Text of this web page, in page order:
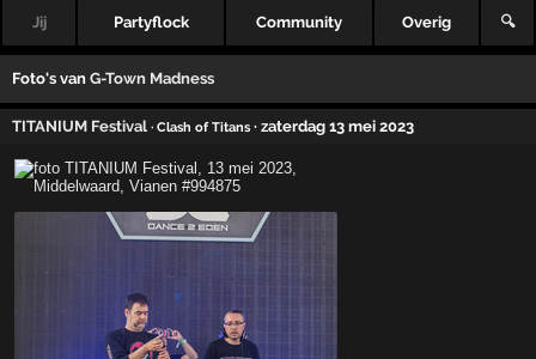
Jij Partyflock Community Overig 🔍
Foto's vanG-Town Madness
TITANIUM Festival · Clash of Titans · zaterdag 13 mei 2023